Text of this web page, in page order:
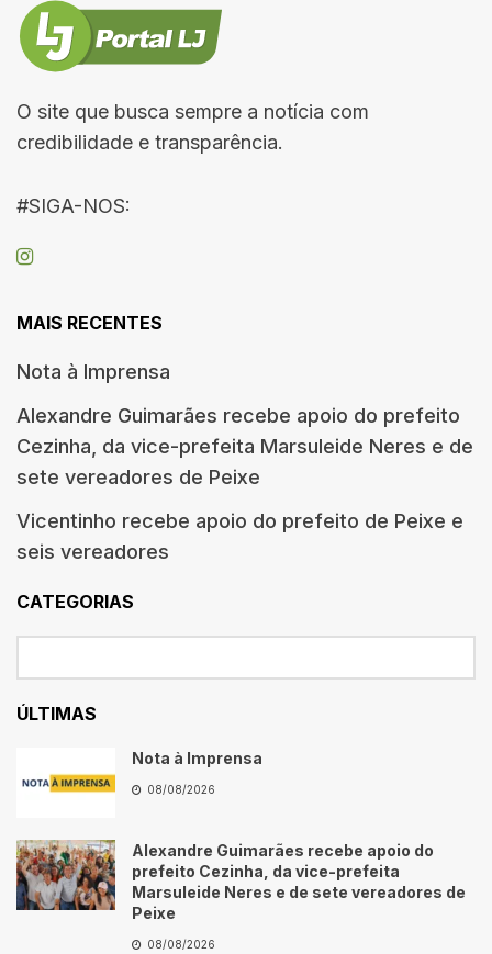
O site que busca sempre a notícia com
credibilidade e transparência.
#SIGA-NOS:
MAIS RECENTES
Nota à Imprensa
Alexandre Guimarães recebe apoio do prefeito
Cezinha, da vice-prefeita Marsuleide Neres e de
sete vereadores de Peixe
Vicentinho recebe apoio do prefeito de Peixe e
seis vereadores
CATEGORIAS
ÚLTIMAS
Nota à Imprensa
08/08/2026
Alexandre Guimarães recebe apoio do
prefeito Cezinha, da vice-prefeita
Marsuleide Neres e de sete vereadores de
Peixe
08/08/2026